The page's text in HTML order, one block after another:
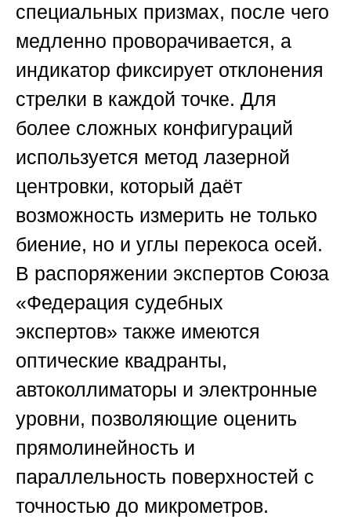
специальных призмах, после чего
медленно проворачивается, а
индикатор фиксирует отклонения
стрелки в каждой точке. Для
более сложных конфигураций
используется метод лазерной
центровки, который даёт
возможность измерить не только
биение, но и углы перекоса осей.
В распоряжении экспертов Союза
«Федерация судебных
экспертов» также имеются
оптические квадранты,
автоколлиматоры и электронные
уровни, позволяющие оценить
прямолинейность и
параллельность поверхностей с
точностью до микрометров.